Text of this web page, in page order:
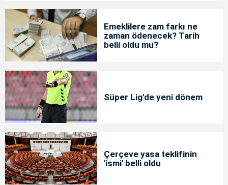
Emeklilere zam farkı ne
zaman ödenecek? Tarih
belli oldu mu?
Süper Lig'de yeni dönem
Çerçeve yasa teklifinin
'ismi' belli oldu